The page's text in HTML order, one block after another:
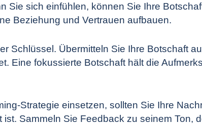
Sie sich einfühlen, können Sie Ihre
Beziehung und Vertrauen aufbauen.
Schlüssel. Übermitteln Sie Ihre Botschaft
Eine fokussierte Botschaft hält die
Strategie einsetzen, sollten Sie Ihre
Sammeln Sie Feedback zu seinem Ton,